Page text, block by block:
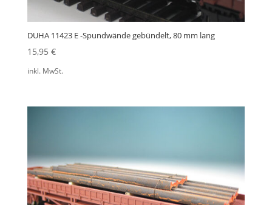
DUHA 11423 E -Spundwände gebündelt, 80 mm lang
15,95 €
inkl. MwSt.